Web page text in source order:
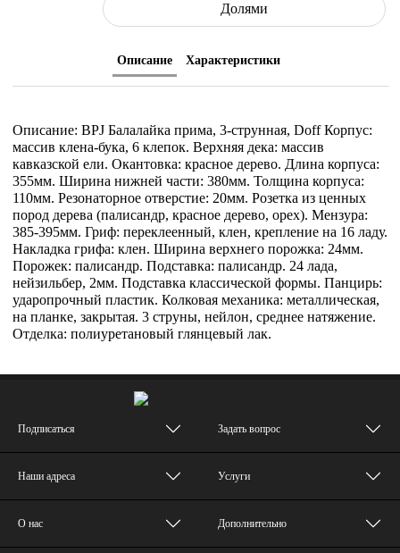
Долями
Описание Характеристики
Описание: BPJ Балалайка прима, 3-струнная, Doff Корпус:
массив клена-бука, 6 клепок. Верхняя дека: массив
кавказской ели. Окантовка: красное дерево. Длина корпуса:
355мм. Ширина нижней части: 380мм. Толщина корпуса:
110мм. Резонаторное отверстие: 20мм. Розетка из ценных
пород дерева (палисандр, красное дерево, орех). Мензура:
385-395мм. Гриф: переклеенный, клен, крепление на 16 ладу.
Накладка грифа: клен. Ширина верхнего порожка: 24мм.
Порожек: палисандр. Подставка: палисандр. 24 лада,
нейзильбер, 2мм. Подставка классической формы. Панцирь:
ударопрочный пластик. Колковая механика: металлическая,
на планке, закрытая. 3 струны, нейлон, среднее натяжение.
Отделка: полиуретановый глянцевый лак.
Подписаться
Наши адреса
О нас
Задать вопрос
Услуги
Дополнительно